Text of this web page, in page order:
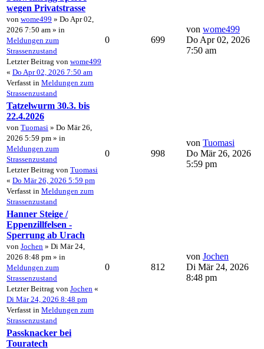
wegen Privatstrasse
von wome499 » Do Apr 02,
2026 7:50 am » in
Meldungen zum
Strassenzustand
Letzter Beitrag von wome499
« Do Apr 02, 2026 7:50 am
Verfasst in Meldungen zum
Strassenzustand
0 699
von wome499
Do Apr 02, 2026
7:50 am
Tatzelwurm 30.3. bis
22.4.2026
von Tuomasi » Do Mär 26,
2026 5:59 pm » in
Meldungen zum
Strassenzustand
Letzter Beitrag von Tuomasi
« Do Mär 26, 2026 5:59 pm
Verfasst in Meldungen zum
Strassenzustand
0 998
von Tuomasi
Do Mär 26, 2026
5:59 pm
Hanner Steige /
Eppenzillfelsen -
Sperrung ab Urach
von Jochen » Di Mär 24,
2026 8:48 pm » in
Meldungen zum
Strassenzustand
Letzter Beitrag von Jochen «
Di Mär 24, 2026 8:48 pm
Verfasst in Meldungen zum
Strassenzustand
0 812
von Jochen
Di Mär 24, 2026
8:48 pm
Passknacker bei
Touratech